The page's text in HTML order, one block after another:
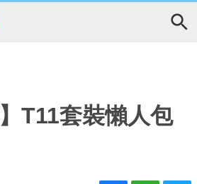
T11套裝懶人包